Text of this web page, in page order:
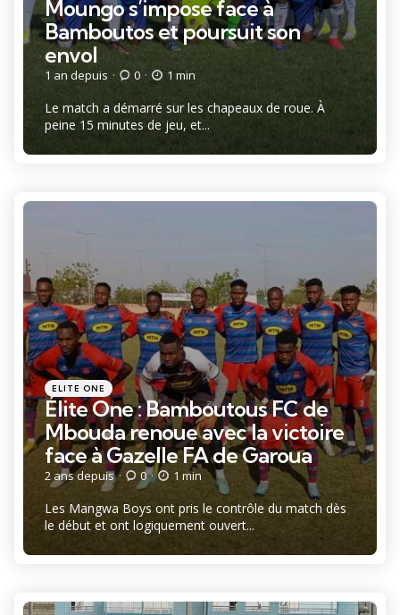
Moungo s’impose face à
Bamboutos et poursuit son
envol
1 an depuis 0 1 min
Le match a démarré sur les chapeaux de roue. À
peine 15 minutes de jeu, et...
Catégories
Posté
dans
ELITE ONE
Élite One : Bamboutous FC de
Mbouda renoue avec la victoire
face à Gazelle FA de Garoua
2 ans depuis 0 1 min
Les Mangwa Boys ont pris le contrôle du match dès
le début et ont logiquement ouvert...